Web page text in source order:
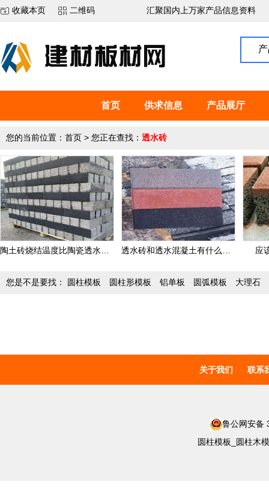
收藏本页 二维码 汇聚国内上万家产品信息资料
首页 供求信息 产品展厅
您的当前位置： 首页 > 您正在查找： 透水砖
应
您是不是要找： 圆柱模板 圆柱形模板 铝单板 圆弧模板 大理石
关于我们 联系
鲁公网安备
圆柱模板_圆柱木